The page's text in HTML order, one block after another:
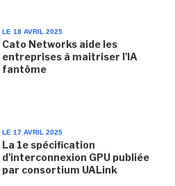
LE 18 AVRIL 2025
Cato Networks aide les
entreprises à maitriser l'IA
fantôme
LE 17 AVRIL 2025
La 1e spécification
d'interconnexion GPU publiée
par consortium UALink